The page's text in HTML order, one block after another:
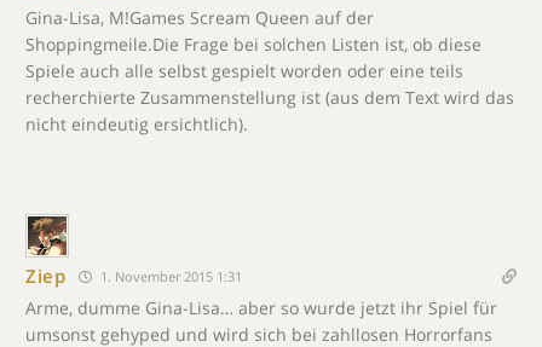
Gina-Lisa, M!Games Scream Queen auf der
Shoppingmeile.Die Frage bei solchen Listen ist, ob diese
Spiele auch alle selbst gespielt worden oder eine teils
recherchierte Zusammenstellung ist (aus dem Text wird das
nicht eindeutig ersichtlich).
Ziep 1. November 2015 1:31
Arme, dumme Gina-Lisa… aber so wurde jetzt ihr Spiel für
umsonst gehyped und wird sich bei zahllosen Horrorfans